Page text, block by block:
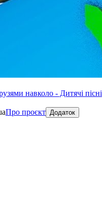
навколо - Дитячі пісні
Про проєкт Додаток